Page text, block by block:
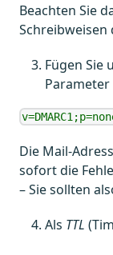
Beachten Sie
Schreibweisen
Fügen Sie
Parameter
Die Mail-
sofort die
– Sie sollten
Als TTL